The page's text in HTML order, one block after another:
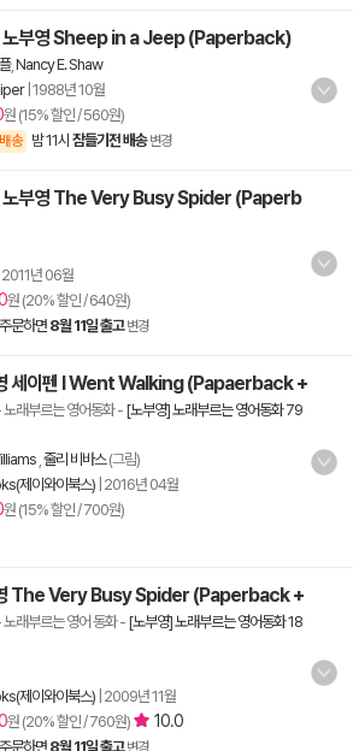
부영 Sheep in a Jeep (Paperback)
, Nancy E. Shaw
| 1988년 10월
원 (15% 할인 / 560원)
송 밤 11시 잠들기전 배송 변경
부영 The Very Busy Spider (Paperb
2011년 06월
원 (20% 할인 / 640원)
문하면 8월 11일 출고 변경
세이펜 I Went Walking (Papaerback +
노래부르는 영어동화- [노부영] 노래부르는 영어동화 79
줄리 비바스(그림)
제이와이북스) 2016년 04월
원 (15% 할인 / 700원)
The Very Busy Spider (Paperback +
노래부르는 영어 동화- [노부영] 노래부르는 영어동화 18
제이와이북스) 2009년 11월
원 (20% 할인 / 760원) 10.0
문하면 8월 11일 출고 변경